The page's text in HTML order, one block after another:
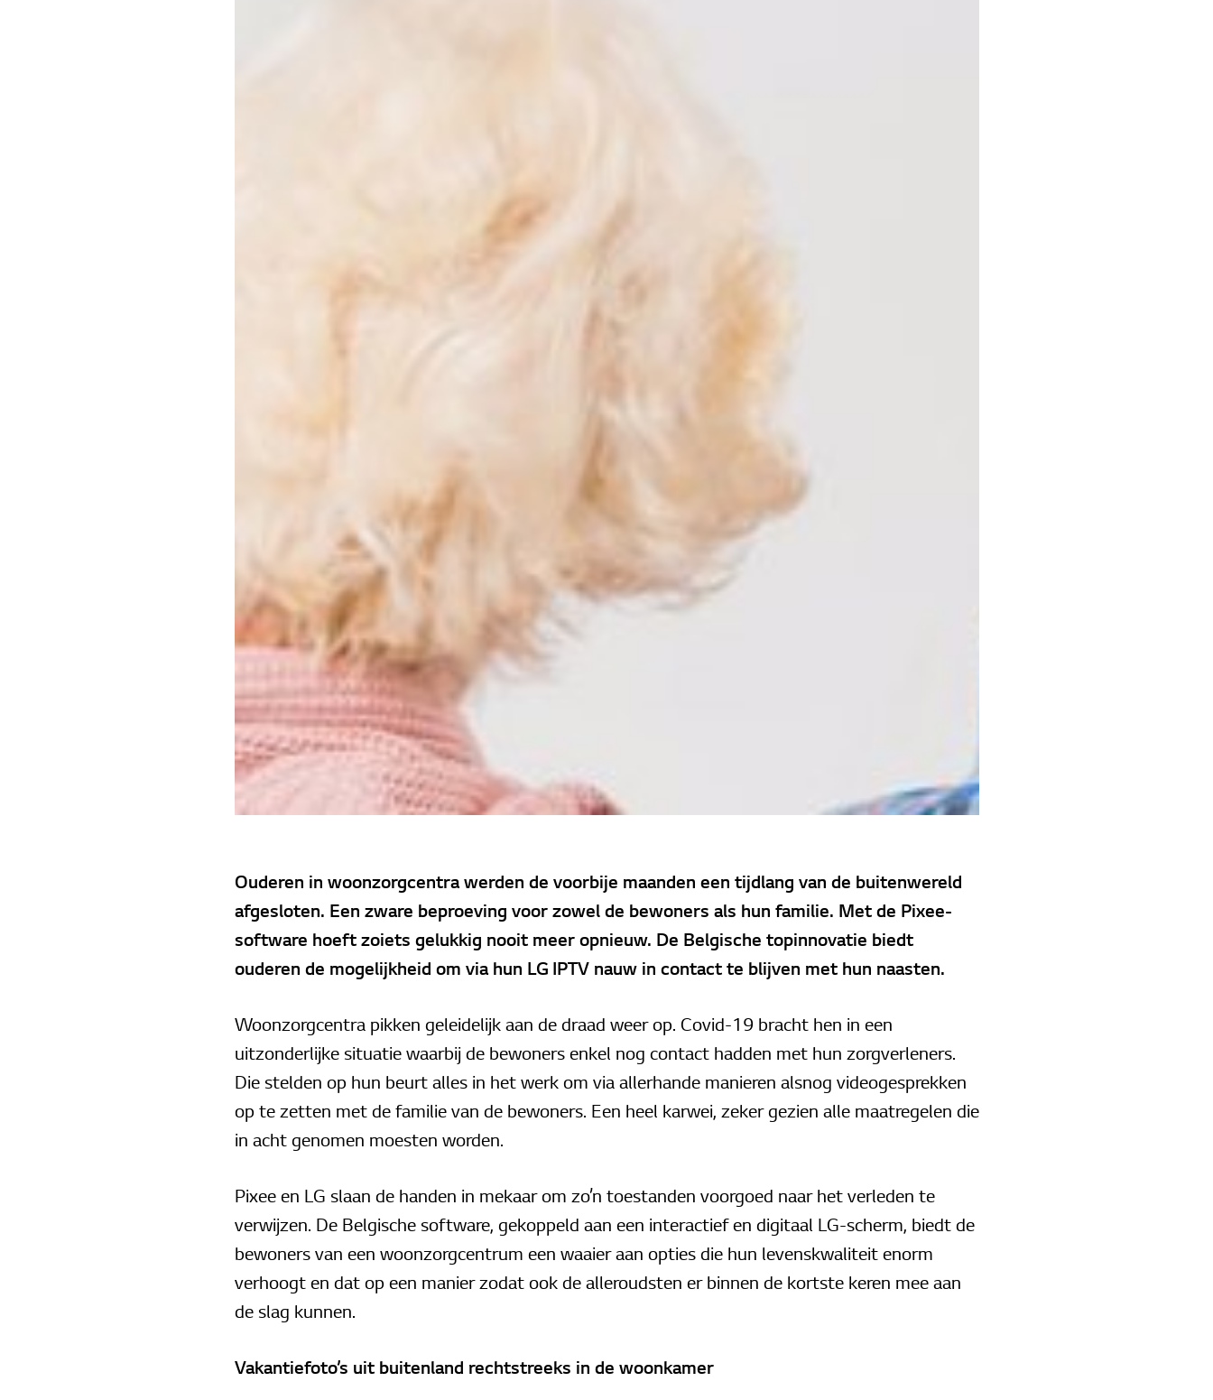
Ouderen in woonzorgcentra werden de voorbije maanden een tijdlang van de buitenwereld
afgesloten. Een zware beproeving voor zowel de bewoners als hun familie. Met de Pixee-
software hoeft zoiets gelukkig nooit meer opnieuw. De Belgische topinnovatie biedt
ouderen de mogelijkheid om via hun LG IPTV nauw in contact te blijven met hun naasten.
Woonzorgcentra pikken geleidelijk aan de draad weer op. Covid-19 bracht hen in een
uitzonderlijke situatie waarbij de bewoners enkel nog contact hadden met hun zorgverleners.
Die stelden op hun beurt alles in het werk om via allerhande manieren alsnog videogesprekken
op te zetten met de familie van de bewoners. Een heel karwei, zeker gezien alle maatregelen die
in acht genomen moesten worden.
Pixee en LG slaan de handen in mekaar om zo’n toestanden voorgoed naar het verleden te
verwijzen. De Belgische software, gekoppeld aan een interactief en digitaal LG-scherm, biedt de
bewoners van een woonzorgcentrum een waaier aan opties die hun levenskwaliteit enorm
verhoogt en dat op een manier zodat ook de alleroudsten er binnen de kortste keren mee aan
de slag kunnen.
Vakantiefoto’s uit buitenland rechtstreeks in de woonkamer